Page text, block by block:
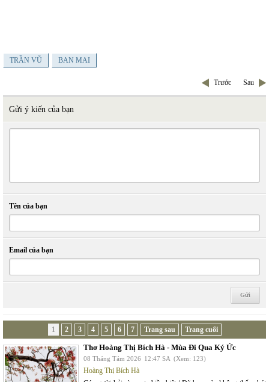
TRẦN VŨ BAN MAI
Trước Sau
Gửi ý kiến của bạn
Tên của bạn
Email của bạn
1 2 3 4 5 6 7 Trang sau Trang cuối
Thơ Hoàng Thị Bích Hà - Mùa Đi Qua Ký Ức
08 Tháng Tám 2026 12:47 SA (Xem: 123)
Hoàng Thị Bích Hà